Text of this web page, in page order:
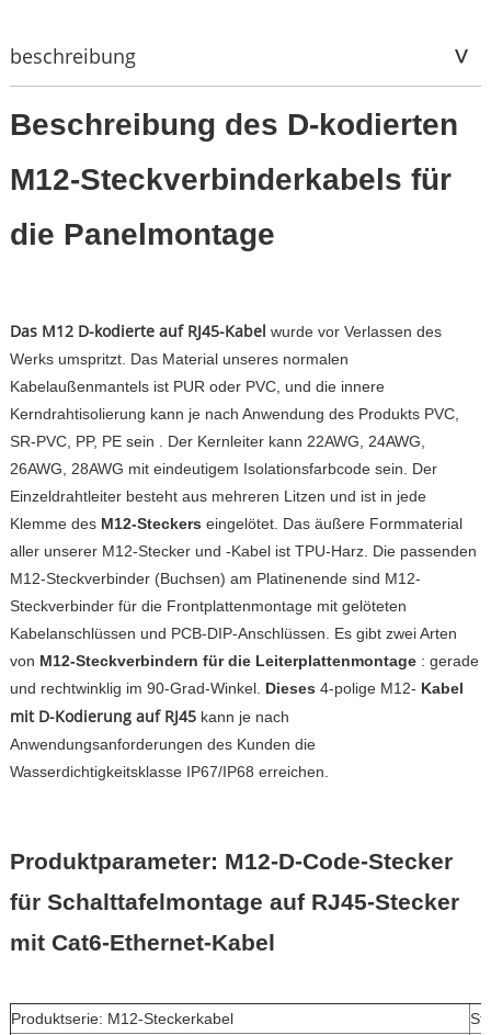
beschreibung
Beschreibung des D-kodierten
M12-Steckverbinderkabels für
die Panelmontage
Das M12 D-kodierte auf RJ45-Kabel wurde vor Verlassen des
Werks umspritzt. Das Material unseres normalen
Kabelaußenmantels ist PUR oder PVC, und die innere
Kerndrahtisolierung kann je nach Anwendung des ProduktsPVC,
SR-PVC, PP, PE sein
. Der Kernleiter kann 22AWG, 24AWG,
26AWG, 28AWG mit eindeutigem Isolationsfarbcode sein. Der
Einzeldrahtleiter besteht aus mehreren Litzen und ist in jede
Klemme des M12-Steckers eingelötet. Das äußere Formmaterial
aller unserer M12-Stecker und -Kabel ist TPU-Harz. Die passenden
M12-Steckverbinder (Buchsen) am Platinenende sind M12-
Steckverbinder für die Frontplattenmontage mit gelöteten
Kabelanschlüssen und PCB-DIP-Anschlüssen. Es gibt zwei Arten
von M12-Steckverbindern für die Leiterplattenmontage: gerade
und rechtwinklig im 90-Grad-Winkel. Dieses 4-polige M12- Kabel
mit D-Kodierung auf RJ45kann je nach
Anwendungsanforderungen des Kunden die
Wasserdichtigkeitsklasse IP67/IP68 erreichen.
Produktparameter: M12-D-Code-Stecker
für Schalttafelmontage auf RJ45-Stecker
mit Cat6-Ethernet-Kabel
Produktserie: M12-Steckerkabel